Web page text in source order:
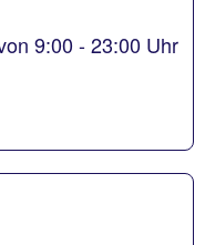
9:00 - 23:00 Uhr